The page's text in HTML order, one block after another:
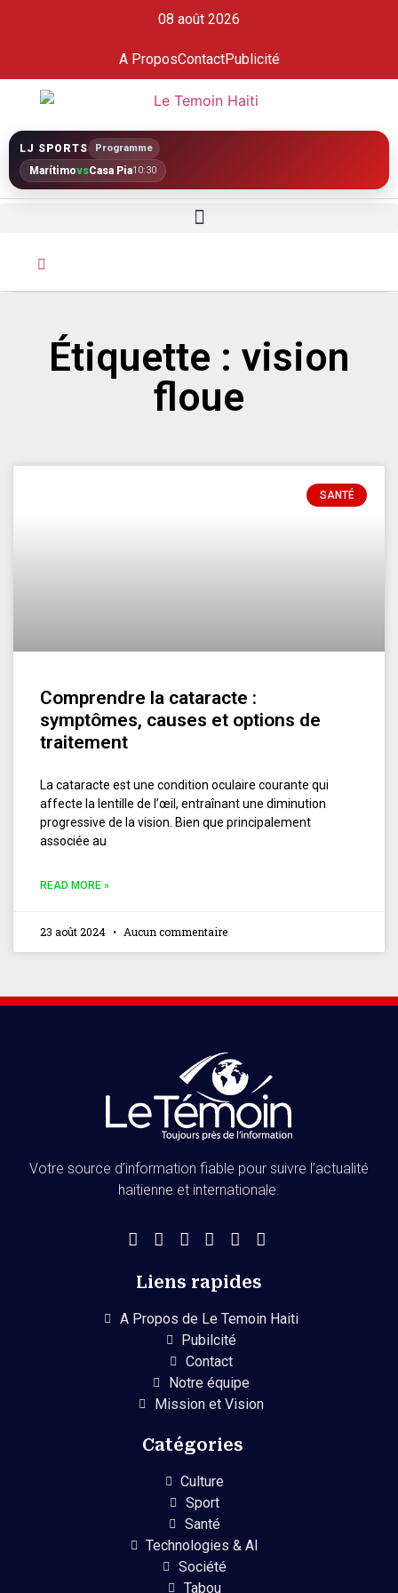
08 août 2026
A ProposContactPublicité
LJ SPORTS Programme
MarítimovsCasa Pia10:30
Étiquette : vision
floue
SANTÉ
Comprendre la cataracte :
symptômes, causes et options de
traitement
La cataracte est une condition oculaire courante qui
affecte la lentille de l’œil, entraînant une diminution
progressive de la vision. Bien que principalement
associée au
READ MORE »
23 août 2024 Aucun commentaire
Votre source d’information fiable pour suivre l’actualité
haïtienne et internationale.
Liens rapides
A Propos de Le Temoin Haiti
Pubilcité
Contact
Notre équipe
Mission et Vision
Catégories
Culture
Sport
Santé
Technologies & AI
Société
Tabou